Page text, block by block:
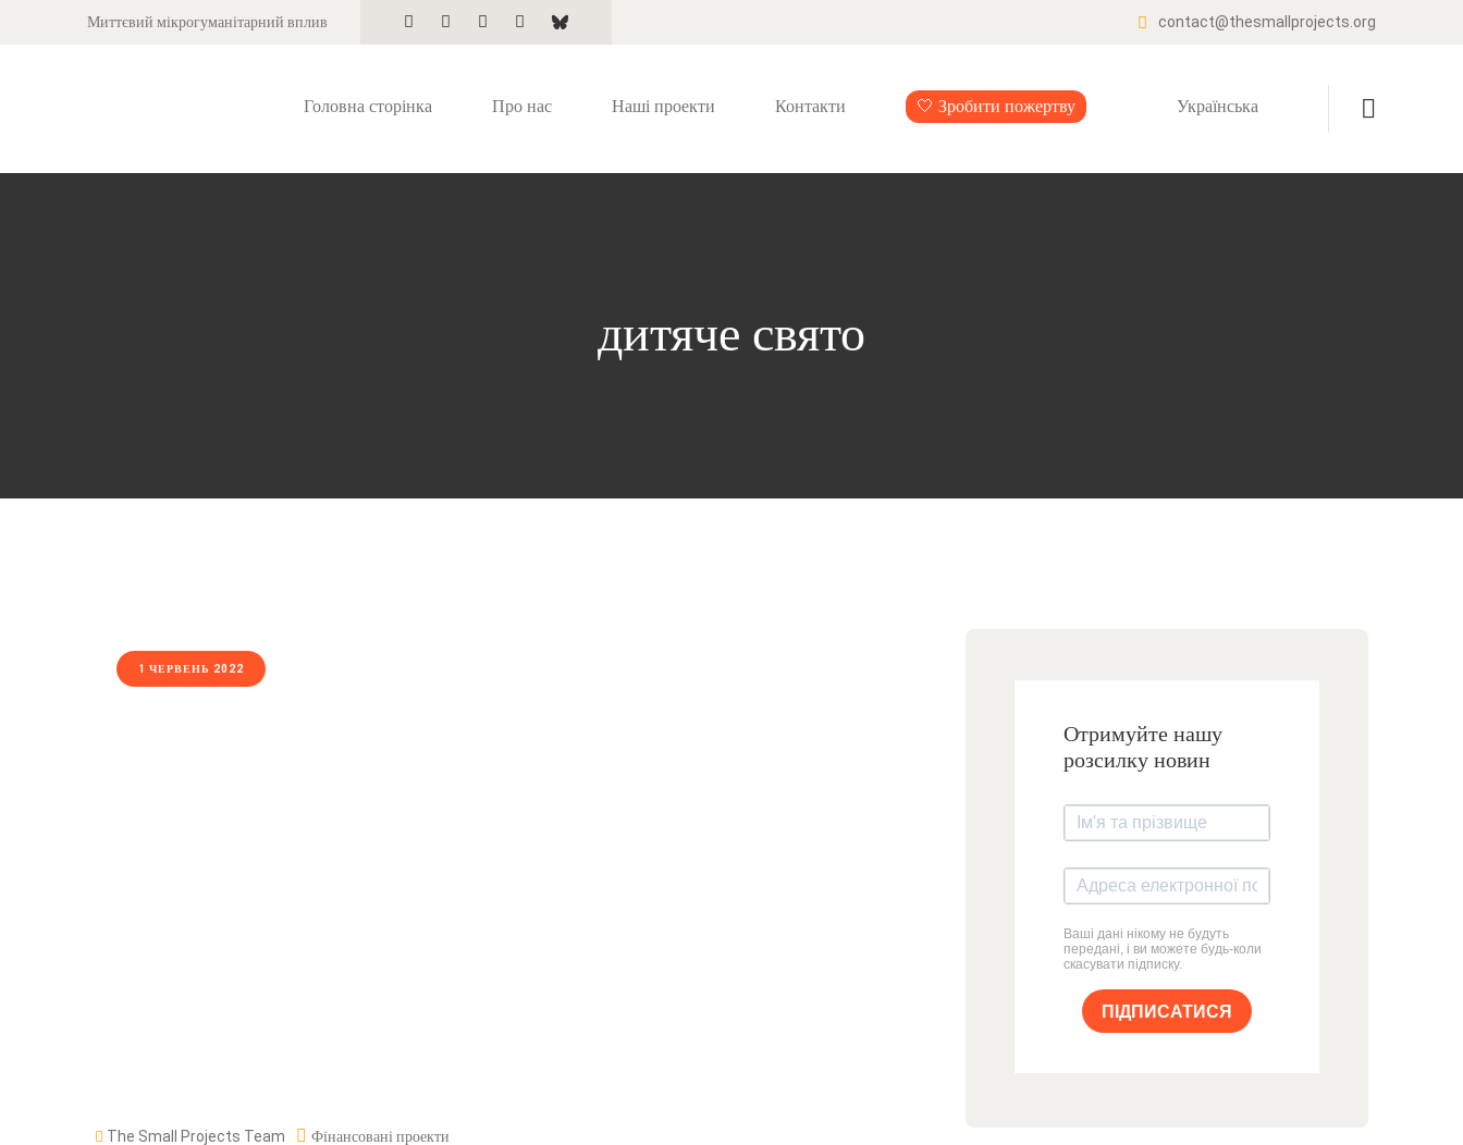
Миттєвий мікрогуманітарний вплив contact@thesmallprojects.org
Головна сторінка Про нас Наші проекти Контакти 🤍 Зробити пожертву Українська
дитяче свято
1 ЧЕРВЕНЬ 2022
The Small Projects Team Фінансовані проекти
Отримуйте нашу
розсилку новин
Ваші дані нікому не будуть
передані, і ви можете будь-коли
скасувати підписку.
ПІДПИСАТИСЯ